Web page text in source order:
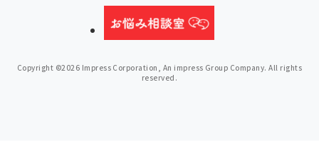
Copyright ©2026 Impress Corporation, An impress Group Company. All rights
reserved.